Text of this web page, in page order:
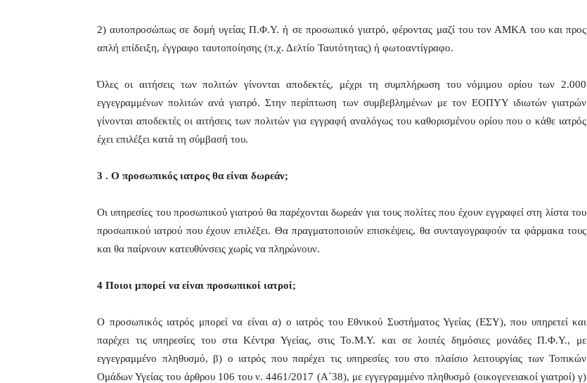
2) αυτοπροσώπως σε δομή υγείας Π.Φ.Υ. ή σε προσωπικό γιατρό, φέροντας μαζί του τον ΑΜΚΑ του και προς
απλή επίδειξη, έγγραφο ταυτοποίησης (π.χ. Δελτίο Ταυτότητας) ή φωτοαντίγραφο.
Όλες οι αιτήσεις των πολιτών γίνονται αποδεκτές, μέχρι τη συμπλήρωση του νόμιμου ορίου των 2.000
εγγεγραμμένων πολιτών ανά γιατρό. Στην περίπτωση των συμβεβλημένων με τον ΕΟΠΥΥ ιδιωτών γιατρών
γίνονται αποδεκτές οι αιτήσεις των πολιτών για εγγραφή αναλόγως του καθορισμένου ορίου που ο κάθε ιατρός
έχει επιλέξει κατά τη σύμβασή του.
3 . Ο προσωπικός ιατρος θα είναι δωρεάν;
Οι υπηρεσίες του προσωπικού γιατρού θα παρέχονται δωρεάν για τους πολίτες που έχουν εγγραφεί στη λίστα του
προσωπικού ιατρού που έχουν επιλέξει. Θα πραγματοποιούν επισκέψεις, θα συνταγογραφούν τα φάρμακα τους
και θα παίρνουν κατευθύνσεις χωρίς να πληρώνουν.
4 Ποιοι μπορεί να είναι προσωπικοί ιατροί;
Ο προσωπικός ιατρός μπορεί να είναι α) ο ιατρός του Εθνικού Συστήματος Υγείας (ΕΣΥ), που υπηρετεί και
παρέχει τις υπηρεσίες του στα Κέντρα Υγείας, στις Το.Μ.Υ. και σε λοιπές δημόσιες μονάδες Π.Φ.Υ., με
εγγεγραμμένο πληθυσμό, β) ο ιατρός που παρέχει τις υπηρεσίες του στο πλαίσιο λειτουργίας των Τοπικών
Ομάδων Υγείας του άρθρου 106 του ν. 4461/2017 (Α΄38), με εγγεγραμμένο πληθυσμό (οικογενειακοί γιατροί) γ)